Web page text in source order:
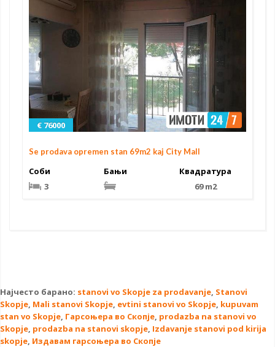
€ 76000
Se prodava opremen stan 69m2 kaj City Mall
Соби
3
Бањи
Квадратура
69 m2
Најчесто барано: stanovi vo Skopje za prodavanje, Stanovi
Skopje, Mali stanovi Skopje, evtini stanovi vo Skopje, kupuvam
stan vo Skopje, Гарсоњера во Скопје, prodazba na stanovi vo
Skopje, prodazba na stanovi skopje, Izdavanje stanovi pod kirija
skopje, Издавам гарсоњера во Скопје